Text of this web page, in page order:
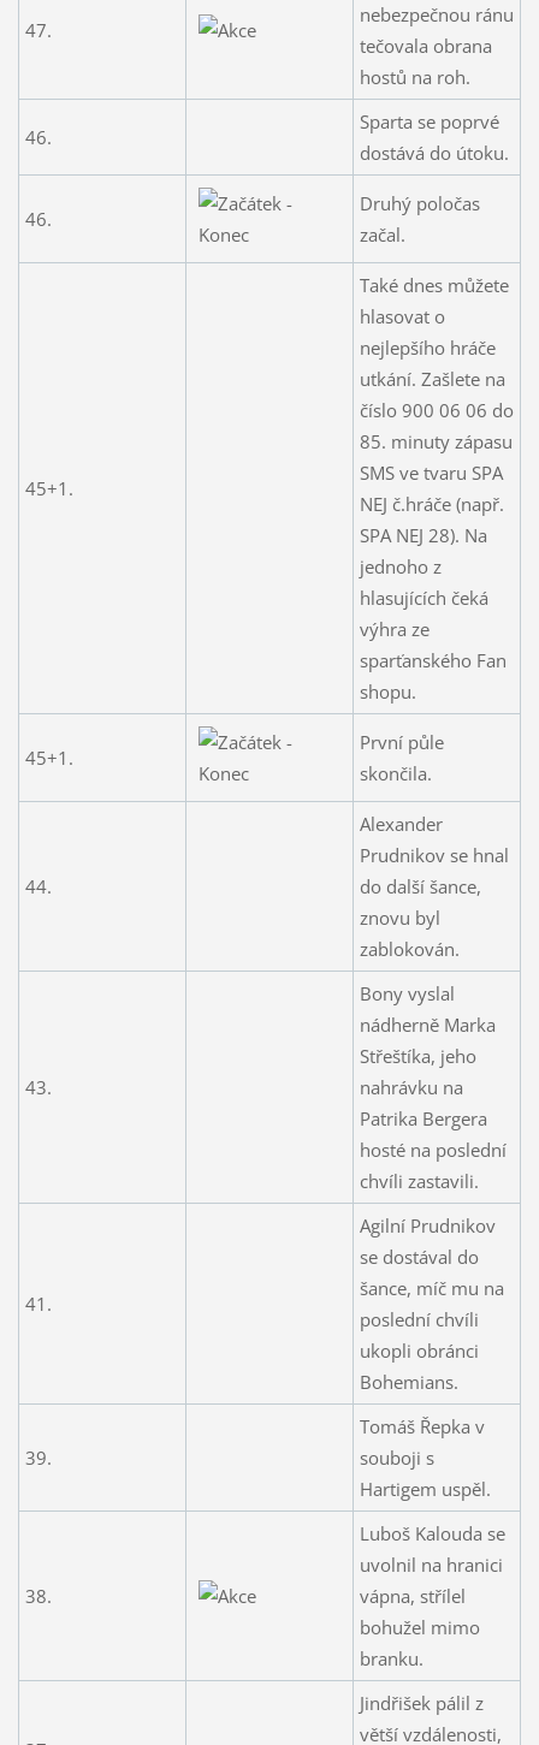
47.
nebezpečnou ránu
tečovala obrana
hostů na roh.
46.
Sparta se poprvé
dostává do útoku.
46.
Druhý poločas
začal.
45+1.
Také dnes můžete
hlasovat o
nejlepšího hráče
utkání. Zašlete na
číslo 900 06 06 do
85. minuty zápasu
SMS ve tvaru SPA
NEJ č.hráče (např.
SPA NEJ 28). Na
jednoho z
hlasujících čeká
výhra ze
sparťanského Fan
shopu.
45+1.
První půle
skončila.
44.
Alexander
Prudnikov se hnal
do další šance,
znovu byl
zablokován.
43.
Bony vyslal
nádherně Marka
Střeštíka, jeho
nahrávku na
Patrika Bergera
hosté na poslední
chvíli zastavili.
41.
Agilní Prudnikov
se dostával do
šance, míč mu na
poslední chvíli
ukopli obránci
Bohemians.
39.
Tomáš Řepka v
souboji s
Hartigem uspěl.
38.
Luboš Kalouda se
uvolnil na hranici
vápna, střílel
bohužel mimo
branku.
Jindřišek pálil z
větší vzdálenosti,